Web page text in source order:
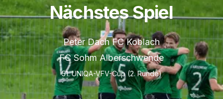
Nächstes Spiel
Peter Dach FC Koblach
FC Sohm Alberschwende
51. UNIQA-VFV-Cup (2. Runde)